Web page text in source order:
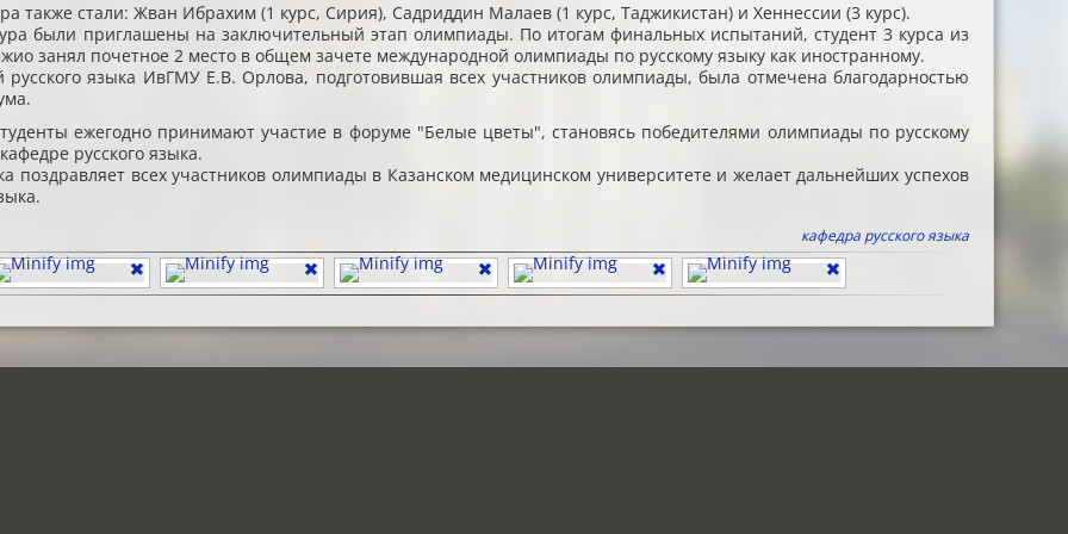
(перевода) обучающихся
организации
Этический комитет
Отдел организации научных исследований и инновационной деятельности
Порядок и случаи перехода с платного обучения
симуляционный центр
психологическое консультирование
учет
также стали: Жван Ибрахим (1 курс, Сирия), Садриддин Малаев (1 курс, Таджикистан) и Хеннессии (3 курс).
были приглашены на заключительный этап олимпиады. По итогам финальных испытаний, студент 3 курса из
занял почетное 2 место в общем зачете международной олимпиады по русскому языку как иностранному.
языка ИвГМУ Е.В. Орлова, подготовившая всех участников олимпиады, была отмечена благодарностью
ежегодно принимают участие в форуме "Белые цветы", становясь победителями олимпиады по русскому
русского языка.
поздравляет всех участников олимпиады в Казанском медицинском университете и желает дальнейших успехов
кафедра русского языка